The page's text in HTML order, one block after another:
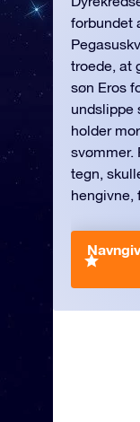
forbundet
troede, at
søn Eros
undslippe
holder
svømmer.
tegn,
hengivne,